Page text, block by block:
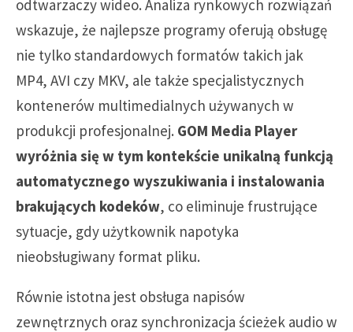
odtwarzaczy wideo. Analiza rynkowych rozwiązań
wskazuje, że najlepsze programy oferują obsługę
nie tylko standardowych formatów takich jak
MP4, AVI czy MKV, ale także specjalistycznych
kontenerów multimedialnych używanych w
produkcji profesjonalnej. GOM Media Player
wyróżnia się w tym kontekście unikalną funkcją
automatycznego wyszukiwania i instalowania
brakujących kodeków, co eliminuje frustrujące
sytuacje, gdy użytkownik napotyka
nieobsługiwany format pliku.
Równie istotna jest obsługa napisów
zewnętrznych oraz synchronizacja ścieżek audio w